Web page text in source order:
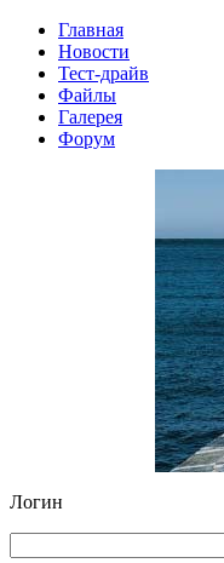
Главная
Новости
Тест-драйв
Файлы
Галерея
Форум
Логин